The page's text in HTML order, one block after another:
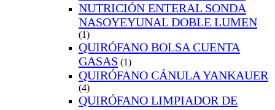
NUTRICIÓN ENTERAL SONDA
NASOYEYUNAL DOBLE LUMEN
(1)
QUIRÓFANO BOLSA CUENTA
GASAS (1)
QUIRÓFANO CÁNULA YANKAUER
(4)
QUIRÓFANO LIMPIADOR DE